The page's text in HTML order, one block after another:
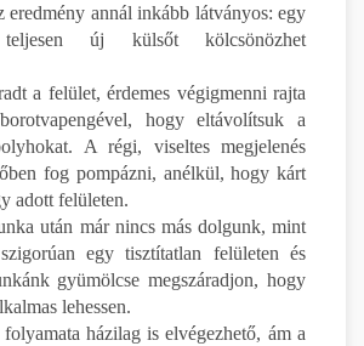
eredmény annál inkább látványos: egy
teljesen új külsőt kölcsönözhet
a felület, érdemes végigmenni rajta
hogy eltávolítsuk a
A régi, viseltes megjelenés
fog pompázni, anélkül, hogy kárt
adott felületen.
után már nincs más dolgunk, mint
egy tisztítatlan felületen és
gyümölcse megszáradjon, hogy
lehessen.
folyamata házilag is elvégezhető, ám a